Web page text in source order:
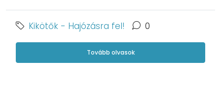
Kikötők - Hajózásra fel! 0
Tovább olvasok